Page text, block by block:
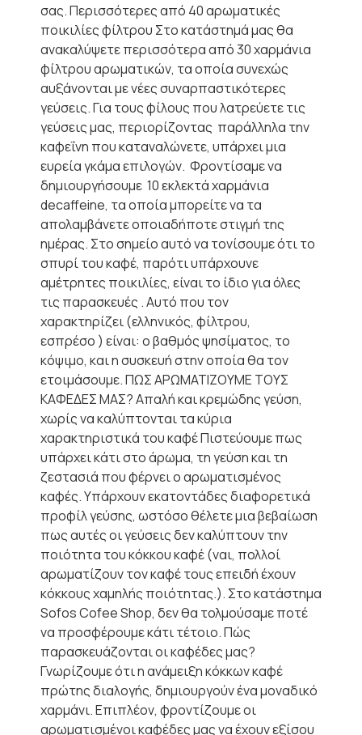
σας. Περισσότερες από 40 αρωματικές
ποικιλίες φίλτρου Στο κατάστημά μας θα
ανακαλύψετε περισσότερα από 30 χαρμάνια
φίλτρου αρωματικών, τα οποία συνεχώς
αυξάνονται με νέες συναρπαστικότερες
γεύσεις. Για τους φίλους που λατρεύετε τις
γεύσεις μας, περιορίζοντας παράλληλα την
καφεΐνη που καταναλώνετε, υπάρχει μια
ευρεία γκάμα επιλογών. Φροντίσαμε να
δημιουργήσουμε 10 εκλεκτά χαρμάνια
decaffeine, τα οποία μπορείτε να τα
απολαμβάνετε οποιαδήποτε στιγμή της
ημέρας. Στο σημείο αυτό να τονίσουμε ότι το
σπυρί του καφέ, παρότι υπάρχουνε
αμέτρητες ποικιλίες, είναι το ίδιο για όλες
τις παρασκευές . Αυτό που τον
χαρακτηρίζει (ελληνικός, φίλτρου,
εσπρέσο ) είναι: ο βαθμός ψησίματος, το
κόψιμο, και η συσκευή στην οποία θα τον
ετοιμάσουμε. ΠΩΣ ΑΡΩΜΑΤΙΖΟΥΜΕ ΤΟΥΣ
ΚΑΦΕΔΕΣ ΜΑΣ? Απαλή και κρεμώδης γεύση,
χωρίς να καλύπτονται τα κύρια
χαρακτηριστικά του καφέ Πιστεύουμε πως
υπάρχει κάτι στο άρωμα, τη γεύση και τη
ζεστασιά που φέρνει ο αρωματισμένος
καφές. Υπάρχουν εκατοντάδες διαφορετικά
προφίλ γεύσης, ωστόσο θέλετε μια βεβαίωση
πως αυτές οι γεύσεις δεν καλύπτουν την
ποιότητα του κόκκου καφέ (ναι, πολλοί
αρωματίζουν τον καφέ τους επειδή έχουν
κόκκους χαμηλής ποιότητας.). Στο κατάστημα
Sofos Cofee Shop, δεν θα τολμούσαμε ποτέ
να προσφέρουμε κάτι τέτοιο. Πώς
παρασκευάζονται οι καφέδες μας?
Γνωρίζουμε ότι η ανάμειξη κόκκων καφέ
πρώτης διαλογής, δημιουργούν ένα μοναδικό
χαρμάνι. Επιπλέον, φροντίζουμε οι
αρωματισμένοι καφέδες μας να έχουν εξίσου